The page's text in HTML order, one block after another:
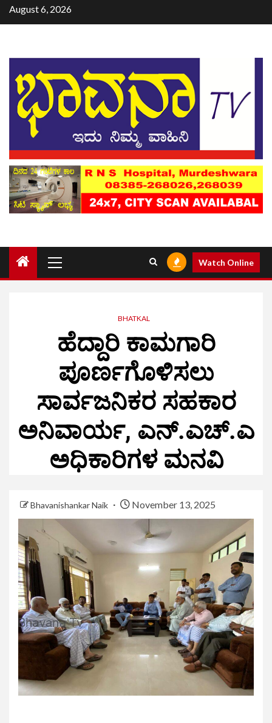
August 6, 2026
Watch Online
BHATKAL
ಹೆದ್ದಾರಿ ಕಾಮಗಾರಿ
ಪೂರ್ಣಗೊಳಿಸಲು
ಸಾರ್ವಜನಿಕರ ಸಹಕಾರ
ಅನಿವಾರ್ಯ, ಎನ್.ಎಚ್.ಎ
ಅಧಿಕಾರಿಗಳ ಮನವಿ
Bhavanishankar Naik November 13, 2025